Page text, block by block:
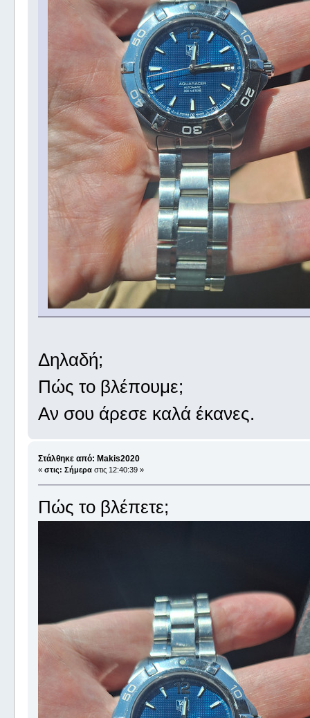
Δηλαδή;
Πώς το βλέπουμε;
Αν σου άρεσε καλά έκανες.
Στάλθηκε από: Makis2020
« στις: Σήμεραστις 12:40:39 »
Πώς το βλέπετε;